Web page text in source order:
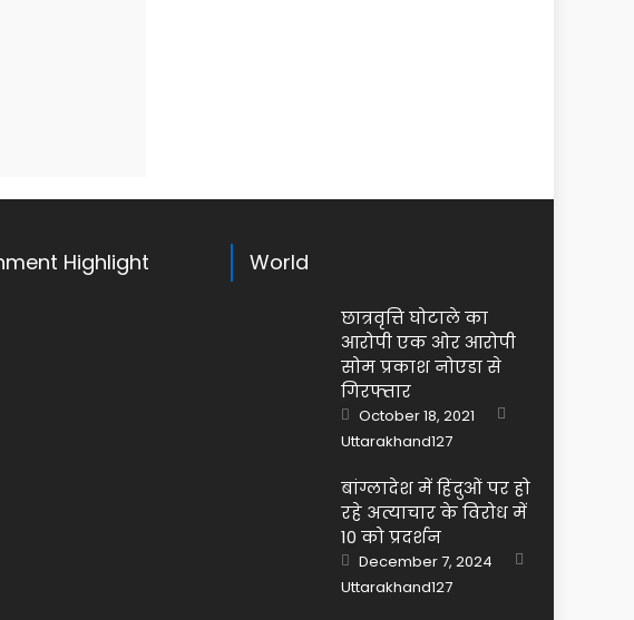
Highlight World
छात्रवृत्ति घोटाले का
आरोपी एक ओर आरोपी
सोम प्रकाश नोएडा से
गिरफ्तार
Posted
on
October 18, 2021
Uttarakhand127
बांग्लादेश में हिंदुओं पर हो
रहे अत्याचार के विरोध में
10 को प्रदर्शन
Posted
on
December 7, 2024
Uttarakhand127